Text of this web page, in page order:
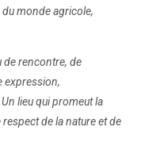
monde agricole,
de rencontre, de
expression,
lieu qui promeut la
de la nature et de